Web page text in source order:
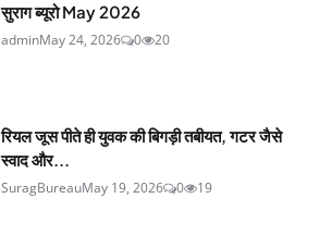
सुराग ब्यूरो May 2026
adminMay 24, 2026 0 20
रियल जूस पीते ही युवक की बिगड़ी तबीयत, गटर जैसे
स्वाद और...
SuragBureauMay 19, 2026 0 19